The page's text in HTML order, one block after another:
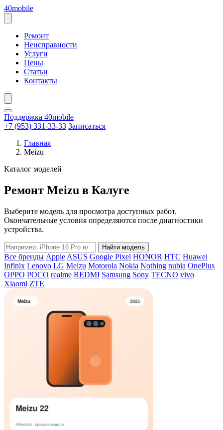
Перейти
к
содержанию
40mobile
Открыть
Ремонт
Неисправности
Услуги
Цены
Статьи
Контакты
Поддержка 40mobile
+7 (953) 331-33-33 Записаться
Главная
Meizu
Каталог моделей
Ремонт Meizu в Калуге
Выберите модель для просмотра доступных работ.
Окончательные условия определяются после диагностики
устройства.
Название
модели
Найти модель
Все бренды Apple ASUS Google Pixel HONOR HTC Huawei
Infinix Lenovo LG Meizu Motorola Nokia Nothing nubia OnePlus
OPPO POCO realme REDMI Samsung Sony TECNO vivo
Xiaomi ZTE